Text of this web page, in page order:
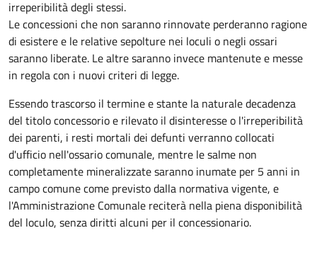
irreperibilità degli stessi.
Le concessioni che non saranno rinnovate perderanno ragione
di esistere e le relative sepolture nei loculi o negli ossari
saranno liberate. Le altre saranno invece mantenute e messe
in regola con i nuovi criteri di legge.
Essendo trascorso il termine e stante la naturale decadenza
del titolo concessorio e rilevato il disinteresse o l'irreperibilità
dei parenti, i resti mortali dei defunti verranno collocati
d'ufficio nell'ossario comunale, mentre le salme non
completamente mineralizzate saranno inumate per 5 anni in
campo comune come previsto dalla normativa vigente, e
l'Amministrazione Comunale reciterà nella piena disponibilità
del loculo, senza diritti alcuni per il concessionario.